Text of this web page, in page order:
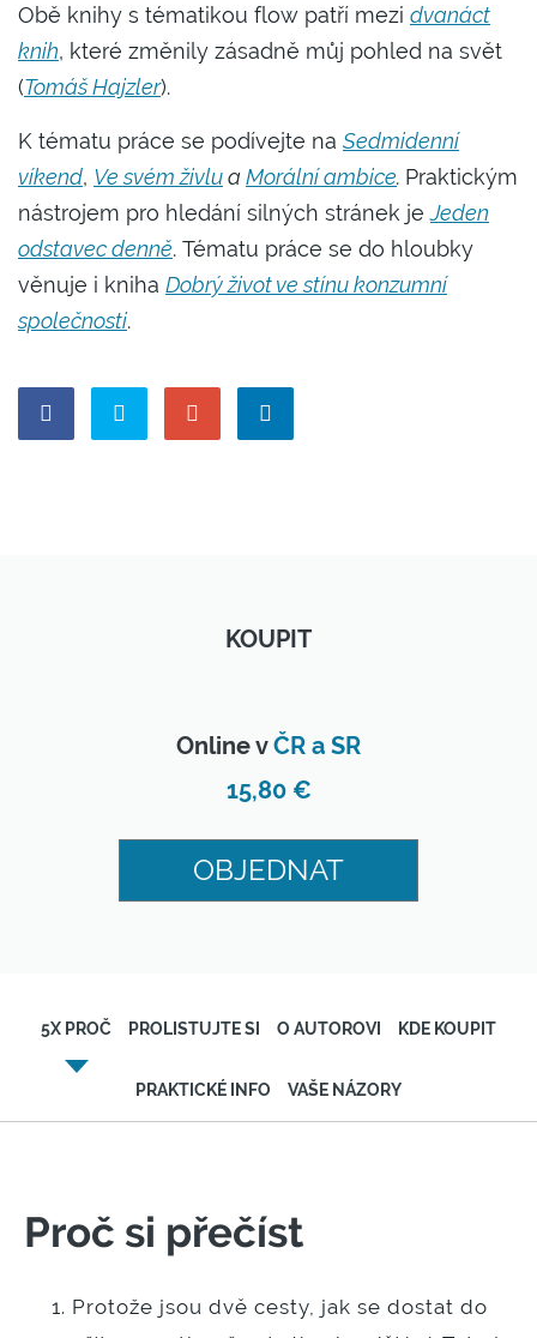
Obě knihy s tématikou flow patří mezi dvanáct
knih, které změnily zásadně můj pohled na svět
(Tomáš Hajzler).
K tématu práce se podívejte na Sedmidenní
víkend, Ve svém živluaMorální ambice. Praktickým
nástrojem pro hledání silných stránek jeJeden
odstavec denně. Tématu práce se do hloubky
věnuje i kniha Dobrý život ve stínu konzumní
společnosti.
KOUPIT
Online vČR a SR
15,80 €
OBJEDNAT
5X PROČ PROLISTUJTE SI O AUTOROVI KDE KOUPIT
PRAKTICKÉ INFO VAŠE NÁZORY
Proč si přečíst
Protože jsou dvě cesty, jak se dostat do